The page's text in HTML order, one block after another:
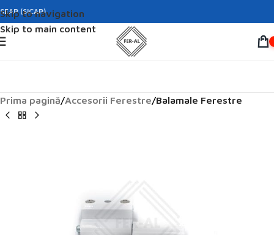
Skip to navigation
Skip to main content
SEAP (SICAP)
Prima pagină Accesorii Ferestre Balamale Ferestre